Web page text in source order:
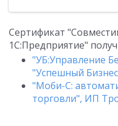
Сертификат
1С:Предприятие"
"УБ:Управление
"Успешный
"Моби-С:
торговли", ИП